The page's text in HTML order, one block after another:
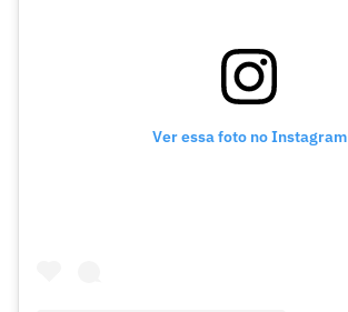
Ver essa foto no Instagram